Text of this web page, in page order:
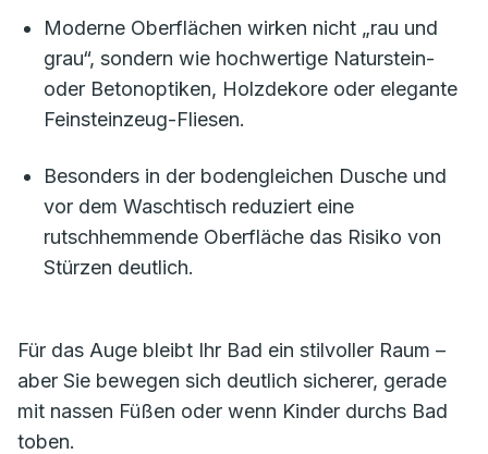
Moderne Oberflächen wirken nicht „rau und
grau“, sondern wie hochwertige Naturstein-
oder Betonoptiken, Holzdekore oder elegante
Feinsteinzeug-Fliesen.
Besonders in der bodengleichen Dusche und
vor dem Waschtisch reduziert eine
rutschhemmende Oberfläche das Risiko von
Stürzen deutlich.
Für das Auge bleibt Ihr Bad ein stilvoller Raum –
aber Sie bewegen sich deutlich sicherer, gerade
mit nassen Füßen oder wenn Kinder durchs Bad
toben.